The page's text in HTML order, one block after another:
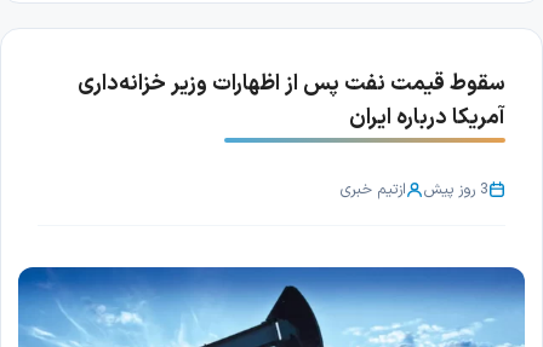
سقوط قیمت نفت پس از اظهارات وزیر خزانه‌داری
آمریکا درباره ایران
3 روز پیش ازتیم خبری